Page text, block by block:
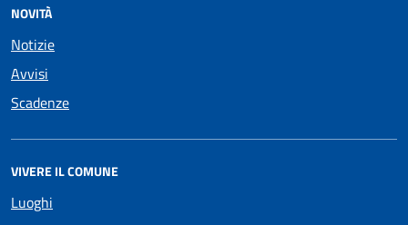
NOVITÀ
Notizie
Avvisi
Scadenze
VIVERE IL COMUNE
Luoghi